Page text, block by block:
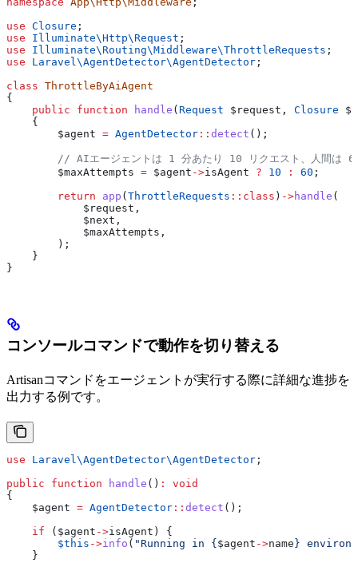
use Closure ;
use Illuminate\Http\Request ;
use Illuminate\Routing\Middleware\ThrottleRequests ;
use Laravel\AgentDetector\AgentDetector ;
class ThrottleByAiAgent
{
    public
function handle ( Request $request , Closure
    {
        $agent
= AgentDetector :: detect ();
// AIエージェントは 1 分あたり 10 リクエスト、人間は
        $maxAttempts
= $agent ->isAgent ? 10 : 60 ;
        return
app ( ThrottleRequests :: class ) ->handle (
            $request
,
            $next
,
            $maxAttempts
,
        );
    }
}
コンソールコマンドで動作を切り替える
Artisanコマンドをエージェントが実行する際に詳細な進捗を
出力する例です。
use Laravel\AgentDetector\AgentDetector ;
public function handle () :
void
{
    $agent
= AgentDetector :: detect ();
    if
( $agent ->isAgent ) {
        $this
->info ( "Running in { $agent ->name }
    }